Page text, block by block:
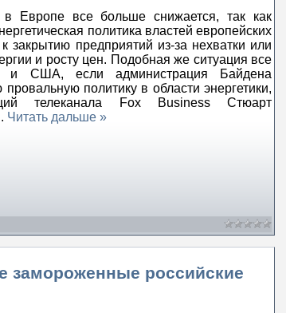
Европе все больше снижается, так как
политика властей европейских
закрытию предприятий из-за нехватки или
и росту цен. Подобная же ситуация все
и США, если администрация Байдена
политику в области энергетики,
телеканала Fox Business Стюарт
Читать дальше »
замороженные российские